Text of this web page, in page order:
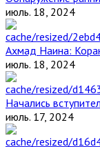
июль. 18, 2024
Ахмад Наина:
июль. 18, 2024
Начались
июль. 17, 2024